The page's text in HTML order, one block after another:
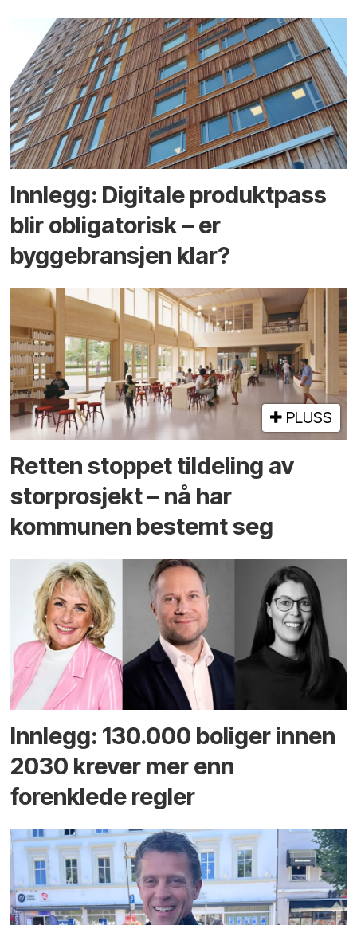
Innlegg: Digitale produktpass
blir obligatorisk – er
byggebransjen klar?
PLUSS
Retten stoppet tildeling av
storprosjekt – nå har
kommunen bestemt seg
Innlegg: 130.000 boliger innen
2030 krever mer enn
forenklede regler